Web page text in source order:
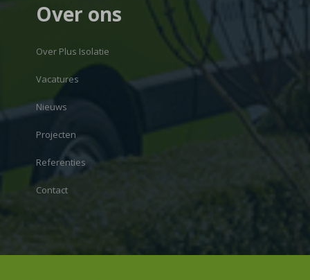
Over ons
Over Plus Isolatie
Vacatures
Nieuws
Projecten
Referenties
Contact